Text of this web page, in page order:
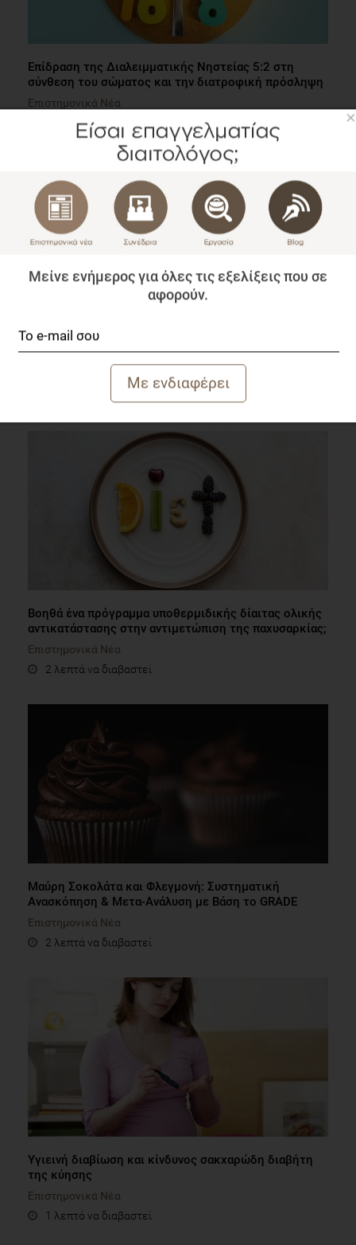
Επίδραση της Διαλειμματικής Νηστείας 5:2 στη
σύνθεση του σώματος και την διατροφική πρόσληψη
Επιστημονικά Νέα
2 λεπτά να διαβαστεί
Δυσκολεύεσαι να βρεις την κατάλληλη επιστημονική
βιβλιογραφία;
Βοηθά ένα πρόγραμμα υποθερμιδικής δίαιτας ολικής
αντικατάστασης στην αντιμετώπιση της παχυσαρκίας;
Επιστημονικά Νέα
2 λεπτά να διαβαστεί
Μαύρη Σοκολάτα και Φλεγμονή: Συστηματική
Ανασκόπηση & Μετα-Ανάλυση με Βάση το GRADE
Επιστημονικά Νέα
2 λεπτά να διαβαστεί
Υγιεινή διαβίωση και κίνδυνος σακχαρώδη διαβήτη
της κύησης
Επιστημονικά Νέα
1 λεπτό να διαβαστεί
×
Μείνε ενήμερος για όλες τις εξελίξεις που σε
αφορούν.